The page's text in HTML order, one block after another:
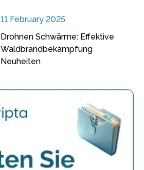
11 February 2025
Drohnen Schwärme: Effektive
Waldbrandbekämpfung
Neuheiten